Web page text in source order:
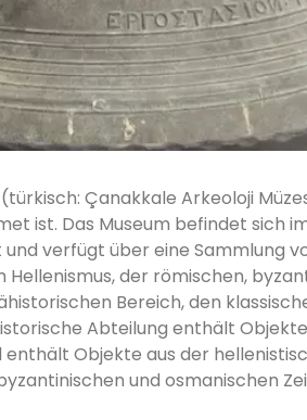
Çanakkale Arkeoloji
ist. Das Museum befindet sich
verfügt über eine Sammlung
der römischen,
Bereich, den
Abteilung enthält
enthält Objekte aus der
und osmanischen